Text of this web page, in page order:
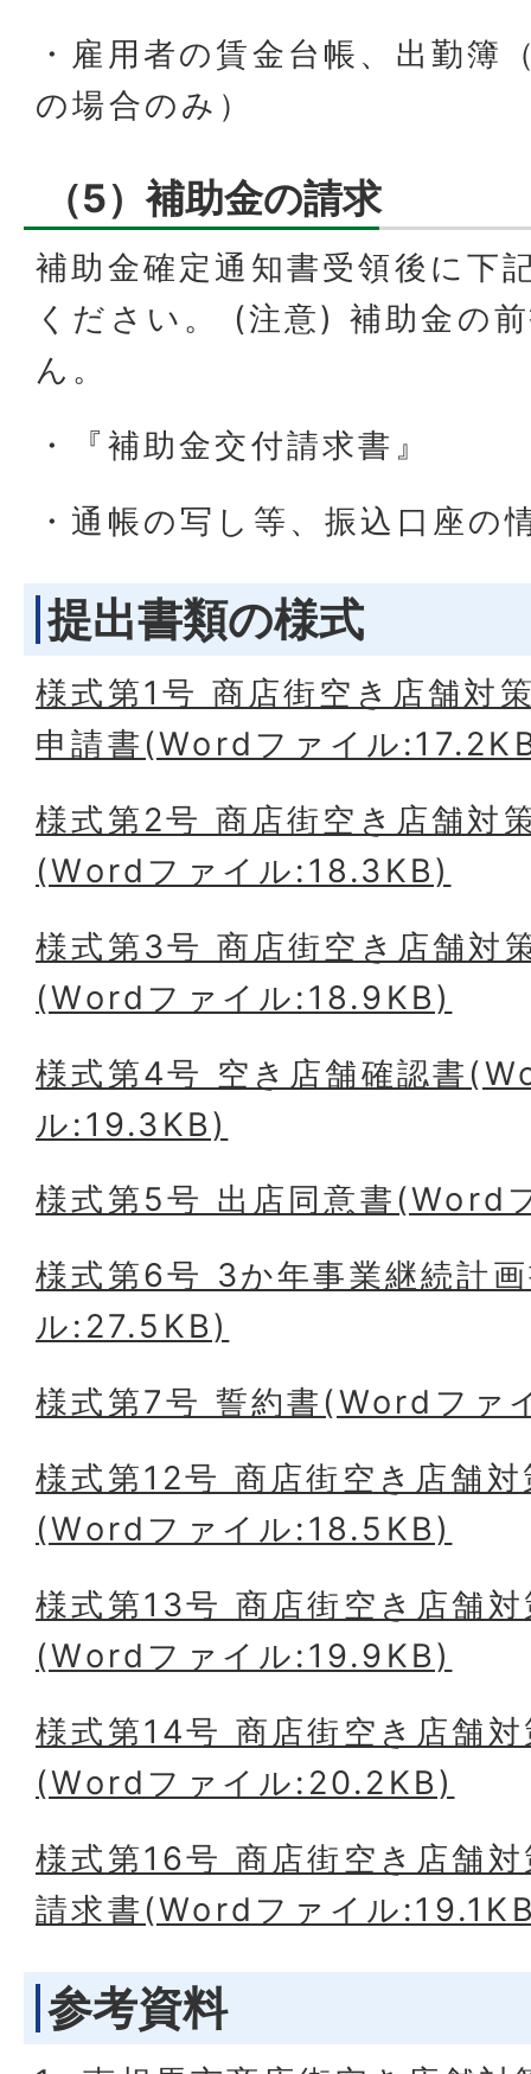
・雇用者の賃金台帳、出勤簿
の場合のみ）
（5）補助金の請求
補助金確定通知書受領後に下
ください。 (注意) 補助金の
ん。
・『補助金交付請求書』
・通帳の写し等、振込口座の
提出書類の様式
様式第1号 商店街空き店舗対
申請書(Wordファイル
様式第2号 商店街空き店舗対
(Wordファイル:18.3KB)
様式第3号 商店街空き店舗対
(Wordファイル:18.9KB)
様式第4号 空き店舗確認書
ル:19.3KB)
様式第5号 出店同意書(Word
様式第6号 3か年事業継続計
ル:27.5KB)
様式第7号 誓約書(Wordファ
様式第12号 商店街空き店舗
(Wordファイル:18.5KB)
様式第13号 商店街空き店舗
(Wordファイル:19.9KB)
様式第14号 商店街空き店舗
(Wordファイル:20.2KB)
様式第16号 商店街空き店舗
請求書(Wordファイル
参考資料